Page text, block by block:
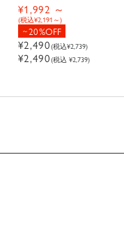
エプロン（H型リュ
ックバッグ）
¥1,992
(税込¥2,191 )
20%OFF
¥2,490(税込¥2,739)
¥2,490(税込 ¥2,739)